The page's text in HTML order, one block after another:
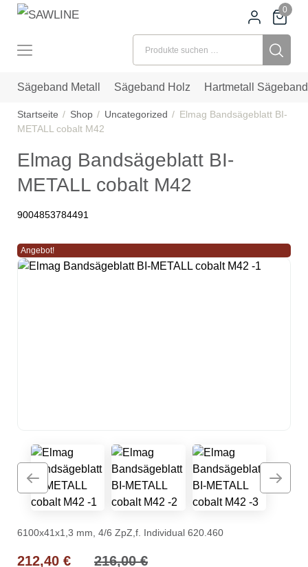
0
Suchen nach:
Sägeband Metall Sägeband Holz Hartmetall Sägeband
Startseite Shop Uncategorized
Elmag Bandsägeblatt BI-
METALL cobalt M42
Elmag Bandsägeblatt BI-
METALL cobalt M42
9004853784491
Angebot!
6100x41x1,3 mm, 4/6 ZpZ,f. Individual 620.460
216,00€
Ursprünglicher Preis war: 216,00 €
212,40 €
Aktueller Preis ist: 212,40 €.